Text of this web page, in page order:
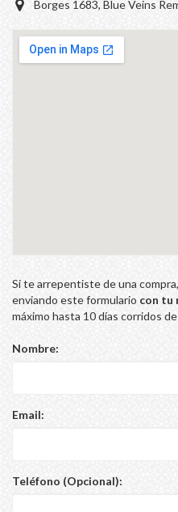
Borges 1683, Blue Veins
Si te arrepentiste de una
enviando este formulario con tu
máximo hasta 10 días corridos
Nombre:
Email:
Teléfono (Opcional):